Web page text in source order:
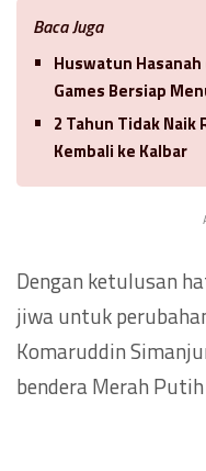
Baca Juga
Huswatun
Games Bersiap
2 Tahun Tidak Naik
Kembali ke Kalbar
Dengan ketulusan
jiwa untuk
Komaruddin
bendera Merah